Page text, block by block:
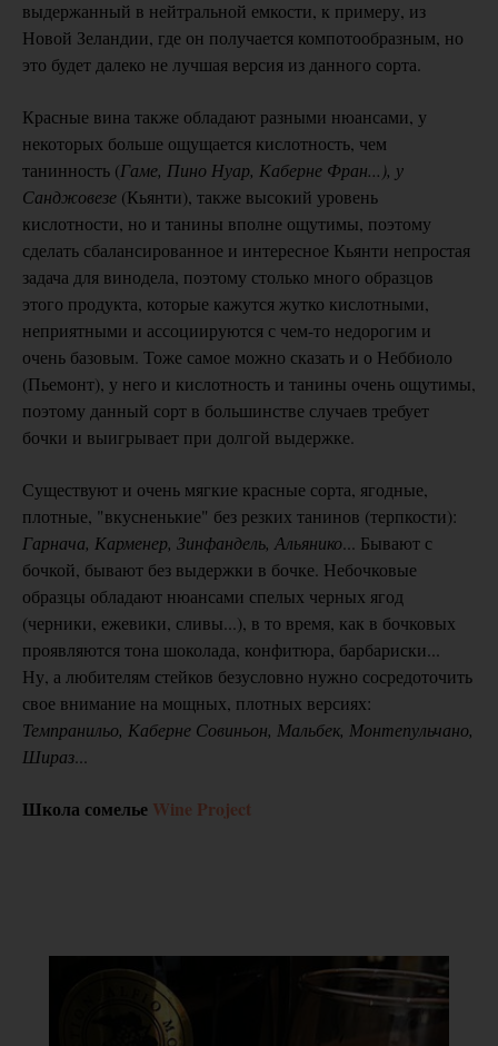
выдержанный в нейтральной емкости, к примеру, из
Новой Зеландии, где он получается компотообразным, но
это будет далеко не лучшая версия из данного сорта.
Красные вина также обладают разными нюансами, у
некоторых больше ощущается кислотность, чем
танинность (Гаме, Пино Нуар, Каберне Фран...), у
Санджовезе (Кьянти), также высокий уровень
кислотности, но и танины вполне ощутимы, поэтому
сделать сбалансированное и интересное Кьянти непростая
задача для винодела, поэтому столько много образцов
этого продукта, которые кажутся жутко кислотными,
неприятными и ассоциируются с чем-то недорогим и
очень базовым. Тоже самое можно сказать и о Неббиоло
(Пьемонт), у него и кислотность и танины очень ощутимы,
поэтому данный сорт в большинстве случаев требует
бочки и выигрывает при долгой выдержке.
Существуют и очень мягкие красные сорта, ягодные,
плотные, "вкусненькие" без резких танинов (терпкости):
Гарнача, Карменер, Зинфандель, Альянико ... Бывают с
бочкой, бывают без выдержки в бочке. Небочковые
образцы обладают нюансами спелых черных ягод
(черники, ежевики, сливы...), в то время, как в бочковых
проявляются тона шоколада, конфитюра, барбариски...
Ну, а любителям стейков безусловно нужно сосредоточить
свое внимание на мощных, плотных версиях:
Темпранильо, Каберне Совиньон, Мальбек, Монтепульчано,
Шираз
Школа сомелье Wine Project